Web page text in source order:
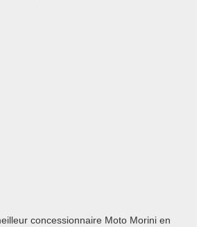
concessionnaire Moto Morini en